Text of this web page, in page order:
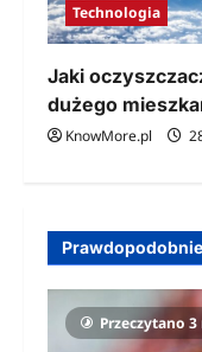
Technologia
Jaki
dużego
KnowMore.pl
Przeczytano